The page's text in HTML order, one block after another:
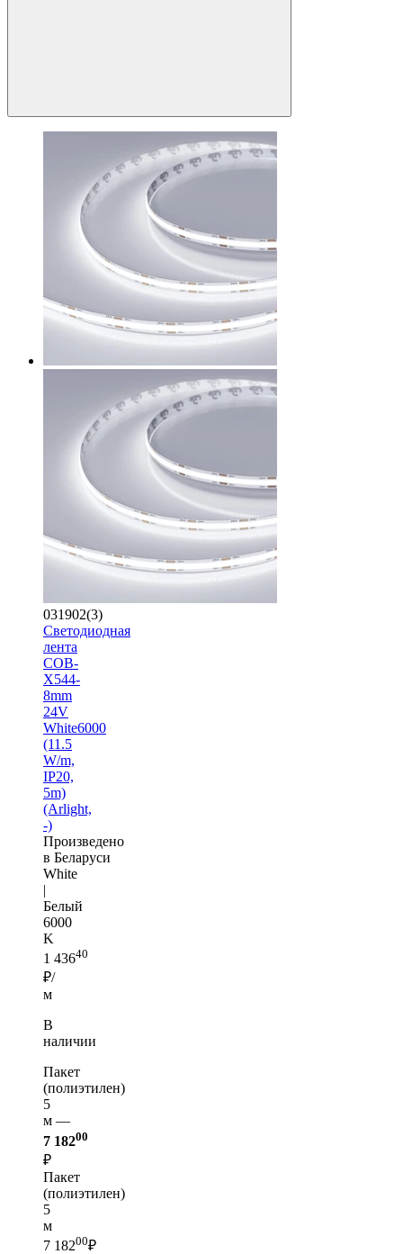
031902(3)
Светодиодная
лента
COB-
X544-
8mm
24V
White6000
(11.5
W/m,
IP20,
5m)
(Arlight,
-)
Произведено
в Беларуси
White
|
Белый
6000
K
1 43640
₽/
м
В
наличии
Пакет
(полиэтилен)
5
м —
7 18200
₽
Пакет
(полиэтилен)
5
м
7 18200₽